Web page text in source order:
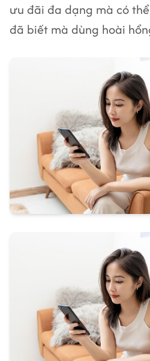
ưu đãi đa dạng mà có
đã biết mà dùng hoài